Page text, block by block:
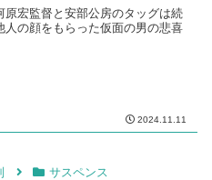
原宏監督と安部公房のタッグは続
人の顔をもらった仮面の男の悲喜
2024.11.11
サスペンス